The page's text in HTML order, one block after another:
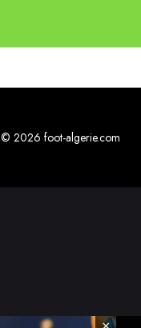
© 2026 foot-algerie.com